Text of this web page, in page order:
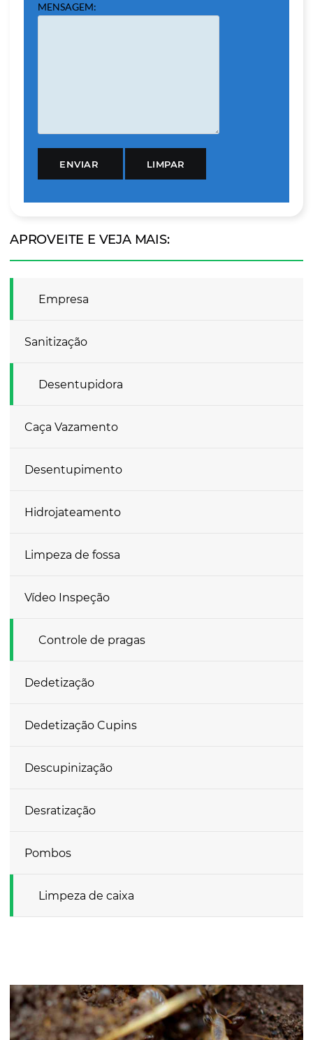
MENSAGEM:
APROVEITE E VEJA MAIS:
Empresa
Sanitização
Desentupidora
Caça Vazamento
Desentupimento
Hidrojateamento
Limpeza de fossa
Vídeo Inspeção
Controle de pragas
Dedetização
Dedetização Cupins
Descupinização
Desratização
Pombos
Limpeza de caixa